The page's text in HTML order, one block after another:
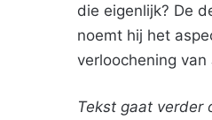
die eigenlijk? De
noemt hij het
verloochening
Tekst gaat verder